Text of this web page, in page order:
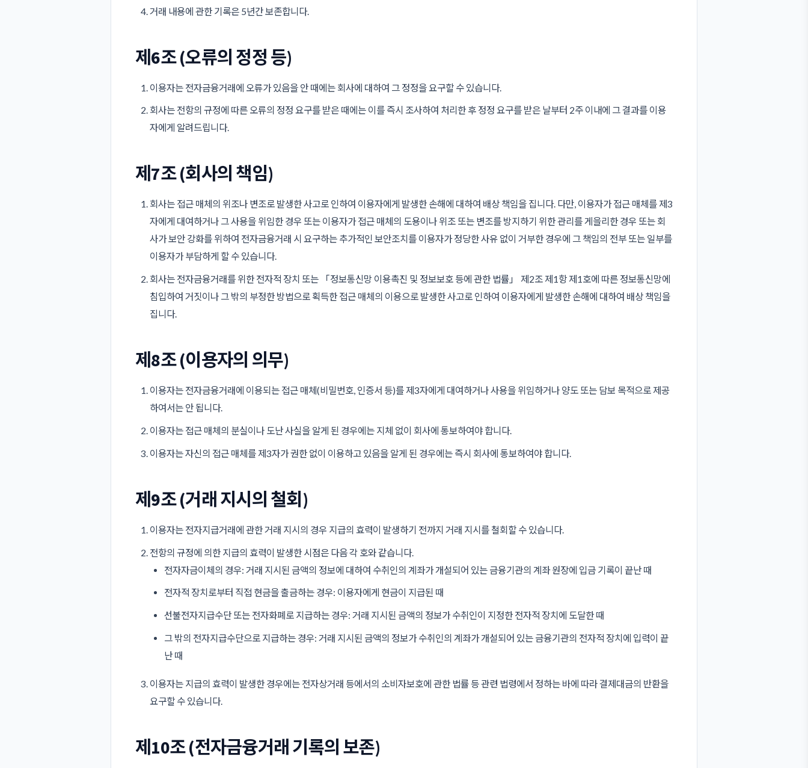
거래 내용에 관한 기록은 5년간 보존합니다.
제6조 (오류의 정정 등)
이용자는 전자금융거래에 오류가 있음을 안 때에는 회사에 대하여 그 정정을 요구할 수 있습니다.
회사는 전항의 규정에 따른 오류의 정정 요구를 받은 때에는 이를 즉시 조사하여 처리한 후 정정 요구를 받은 날부터 2주 이내에 그 결과를 이용
자에게 알려드립니다.
제7조 (회사의 책임)
회사는 접근 매체의 위조나 변조로 발생한 사고로 인하여 이용자에게 발생한 손해에 대하여 배상 책임을 집니다. 다만, 이용자가 접근 매체를 제3
자에게 대여하거나 그 사용을 위임한 경우 또는 이용자가 접근 매체의 도용이나 위조 또는 변조를 방지하기 위한 관리를 게을리한 경우 또는 회
사가 보안 강화를 위하여 전자금융거래 시 요구하는 추가적인 보안조치를 이용자가 정당한 사유 없이 거부한 경우에 그 책임의 전부 또는 일부를
이용자가 부담하게 할 수 있습니다.
회사는 전자금융거래를 위한 전자적 장치 또는 「정보통신망 이용촉진 및 정보보호 등에 관한 법률」 제2조 제1항 제1호에 따른 정보통신망에
침입하여 거짓이나 그 밖의 부정한 방법으로 획득한 접근 매체의 이용으로 발생한 사고로 인하여 이용자에게 발생한 손해에 대하여 배상 책임을
집니다.
제8조 (이용자의 의무)
이용자는 전자금융거래에 이용되는 접근 매체(비밀번호, 인증서 등)를 제3자에게 대여하거나 사용을 위임하거나 양도 또는 담보 목적으로 제공
하여서는 안 됩니다.
이용자는 접근 매체의 분실이나 도난 사실을 알게 된 경우에는 지체 없이 회사에 통보하여야 합니다.
이용자는 자신의 접근 매체를 제3자가 권한 없이 이용하고 있음을 알게 된 경우에는 즉시 회사에 통보하여야 합니다.
제9조 (거래 지시의 철회)
이용자는 전자지급거래에 관한 거래 지시의 경우 지급의 효력이 발생하기 전까지 거래 지시를 철회할 수 있습니다.
전항의 규정에 의한 지급의 효력이 발생한 시점은 다음 각 호와 같습니다.
전자자금이체의 경우: 거래 지시된 금액의 정보에 대하여 수취인의 계좌가 개설되어 있는 금융기관의 계좌 원장에 입금 기록이 끝난 때
전자적 장치로부터 직접 현금을 출금하는 경우: 이용자에게 현금이 지급된 때
선불전자지급수단 또는 전자화폐로 지급하는 경우: 거래 지시된 금액의 정보가 수취인이 지정한 전자적 장치에 도달한 때
그 밖의 전자지급수단으로 지급하는 경우: 거래 지시된 금액의 정보가 수취인의 계좌가 개설되어 있는 금융기관의 전자적 장치에 입력이 끝
난 때
이용자는 지급의 효력이 발생한 경우에는 전자상거래 등에서의 소비자보호에 관한 법률 등 관련 법령에서 정하는 바에 따라 결제대금의 반환을
요구할 수 있습니다.
제10조 (전자금융거래 기록의 보존)